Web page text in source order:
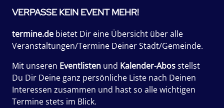
VERPASSE KEIN EVENT MEHR!
termine.de bietet Dir eine Übersicht über alle
Veranstaltungen/Termine Deiner Stadt/Gemeinde.
Mit unseren Eventlisten und Kalender-Abosstellst
Du Dir Deine ganz persönliche Liste nach Deinen
Interessen zusammen und hast so alle wichtigen
Termine stets im Blick.